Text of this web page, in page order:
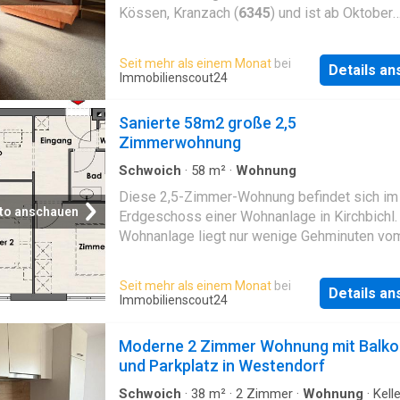
vielseitige Möglichkeiten. Sportbegeisterte
profitieren von der Nähe zu Sportanlagen und
durch zwei Autobahnauffahrten in den jeweils
nächsten Ortschaften Busse und Züge.
dem Rad erreichbar
Kössen, Kranzach (6345) und ist ab Oktober
Gesamtkosten belaufen sich auf 750 Euro
Strom). Zur Wohnung gehört ein Parkplatz
2 Badezimmer. Eine Einbauküche ist
Balkon mit einer Fläche von 7 m² ergänzt das
Angebot. Geheizt wird über eine
Seit mehr als einem Monat bei
Immobilienscout24
Details
anschauen
Sanierte 58m2 große 2,5
Zimmerwohnung
Schwoich · 58 m² · Wohnung
Diese 2,5-Zimmer-Wohnung befindet sich im
Erdgeschoss einer Wohnanlage in
Wohnanlage liegt nur wenige Gehminuten
Lage. Die Bushaltestelle und der Bahnhof
sind ebenfalls fußläufig in wenigen Minuten
Seit mehr als einem Monat bei
Immobilienscout24
Details
Moderne 2 Zimmer Wohnung mit
und Parkplatz in Westendorf
Schwoich · 38 m² · 2 Zimmer · Wohnung ·